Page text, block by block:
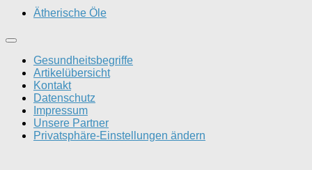
Ätherische Öle
Gesundheitsbegriffe
Artikelübersicht
Kontakt
Datenschutz
Impressum
Unsere Partner
Privatsphäre-Einstellungen ändern